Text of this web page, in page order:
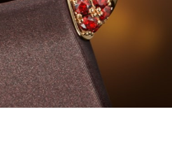
座12层1214室（需提前预约）
（需提前预约）
层1205室（需提前预约）
字楼9层907室（需提前预约）
座11层1104室（需提前预约）
1603室（需提前预约）
楼C座22层08室（需提前预约）